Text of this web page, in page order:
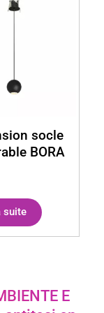
socle
BORA
suite
E